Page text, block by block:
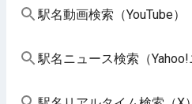
駅名動画検索（YouTube）
駅名ニュース検索（Yahoo!